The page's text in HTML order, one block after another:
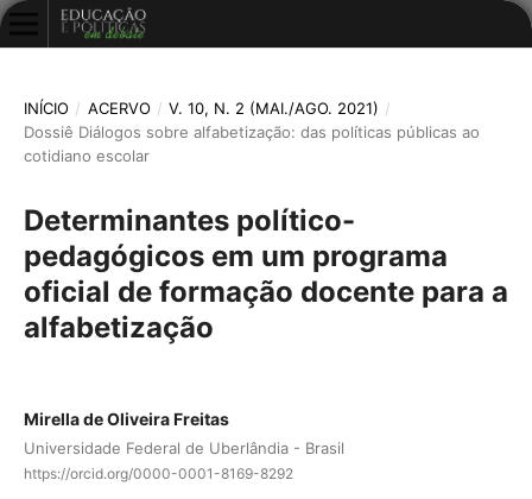
INÍCIO / ACERVO / V. 10, N. 2 (MAI./AGO. 2021) /
Dossiê Diálogos sobre alfabetização: das políticas públicas ao
cotidiano escolar
Determinantes político-
pedagógicos em um programa
oficial de formação docente para a
alfabetização
Mirella de Oliveira Freitas
Universidade Federal de Uberlândia - Brasil
https://orcid.org/0000-0001-8169-8292